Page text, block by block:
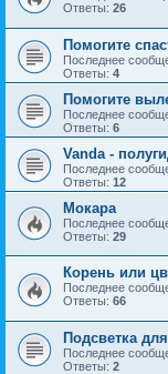
Ответы: 26
Помогите
Последнее
Ответы: 4
Помогите
Последнее
Ответы: 6
Vanda -
Последнее
Ответы: 12
Мокара
Последнее
Ответы: 29
Корень или
Последнее
Ответы: 66
Подсветка
Последнее
Ответы: 2